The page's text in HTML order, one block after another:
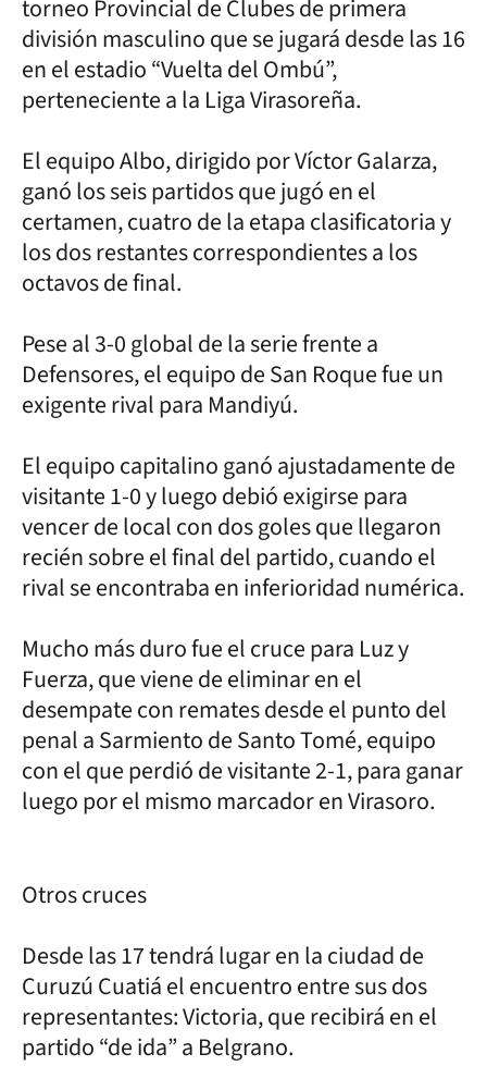
torneo Provincial de Clubes de primera
división masculino que se jugará desde las 16
en el estadio “Vuelta del Ombú”,
perteneciente a la Liga Virasoreña.
El equipo Albo, dirigido por Víctor Galarza,
ganó los seis partidos que jugó en el
certamen, cuatro de la etapa clasificatoria y
los dos restantes correspondientes a los
octavos de final.
Pese al 3-0 global de la serie frente a
Defensores, el equipo de San Roque fue un
exigente rival para Mandiyú.
El equipo capitalino ganó ajustadamente de
visitante 1-0 y luego debió exigirse para
vencer de local con dos goles que llegaron
recién sobre el final del partido, cuando el
rival se encontraba en inferioridad numérica.
Mucho más duro fue el cruce para Luz y
Fuerza, que viene de eliminar en el
desempate con remates desde el punto del
penal a Sarmiento de Santo Tomé, equipo
con el que perdió de visitante 2-1, para ganar
luego por el mismo marcador en Virasoro.
Otros cruces
Desde las 17 tendrá lugar en la ciudad de
Curuzú Cuatiá el encuentro entre sus dos
representantes: Victoria, que recibirá en el
partido “de ida” a Belgrano.